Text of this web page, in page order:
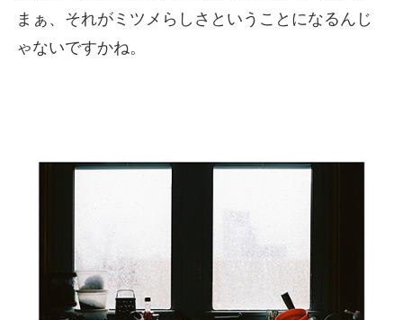
まぁ、それがミツメらしさということになるんじ
ゃないですかね。